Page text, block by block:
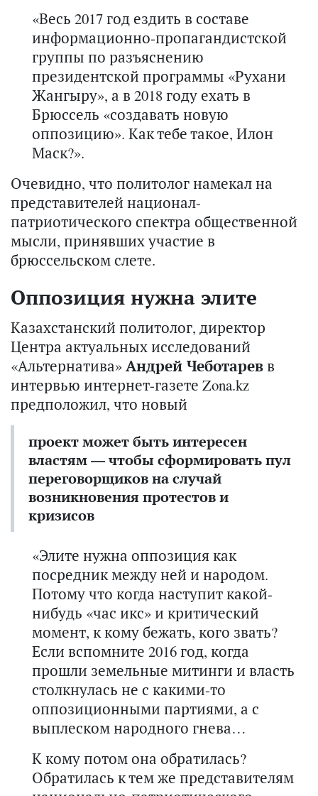
«Весь 2017 год ездить в составе
информационно-пропагандистской
группы по разъяснению
президентской программы «Рухани
Жангыру», а в 2018 году ехать в
Брюссель «создавать новую
оппозицию». Как тебе такое, Илон
Маск?».
Очевидно, что политолог намекал на
представителей национал-
патриотического спектра общественной
мысли, принявших участие в
брюссельском слете.
Оппозиция нужна элите
Казахстанский политолог, директор
Центра актуальных исследований
«Альтернатива» Андрей Чеботаревв
интервью интернет-газете Zona.kz
предположил, что новый
проект может быть интересен
властям — чтобы сформировать пул
переговорщиков на случай
возникновения протестов и
кризисов
«Элите нужна оппозиция как
посредник между ней и народом.
Потому что когда наступит какой-
нибудь «час икс» и критический
момент, к кому бежать, кого звать?
Если вспомните 2016 год, когда
прошли земельные митинги и власть
столкнулась не с какими-то
оппозиционными партиями, а с
выплеском народного гнева…
К кому потом она обратилась?
Обратилась к тем же представителям